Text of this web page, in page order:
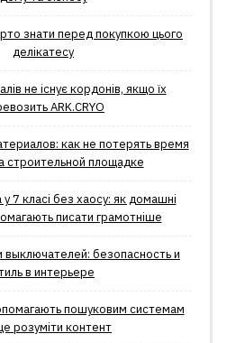
знати перед покупкою цього
делікатесу
не існує кордонів, якщо їх
ARK.CRYO
как не потерять время
строительной площадке
7 класі без хаосу: як домашні
писати грамотніше
безопасность и
в интерьере
пошуковим системам
розуміти контент